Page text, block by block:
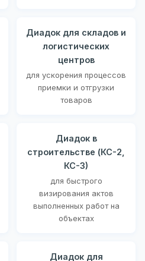
Диадок для складов и
логистических
центров
для ускорения процессов
приемки и отгрузки
товаров
Диадок в
строительстве (КС-2,
КС-3)
для быстрого
визирования актов
выполненных работ на
объектах
Диадок для